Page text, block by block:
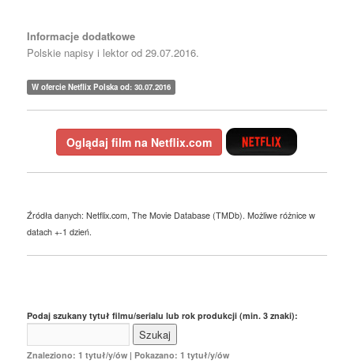
Informacje dodatkowe
Polskie napisy i lektor od 29.07.2016.
W ofercie Netflix Polska od: 30.07.2016
Oglądaj film na Netflix.com
Źródła danych: Netflix.com, The Movie Database (TMDb). Możliwe różnice w
datach +-1 dzień.
Podaj szukany tytuł filmu/serialu lub rok produkcji (min. 3 znaki):
Znaleziono: 1 tytuł/y/ów | Pokazano: 1 tytuł/y/ów